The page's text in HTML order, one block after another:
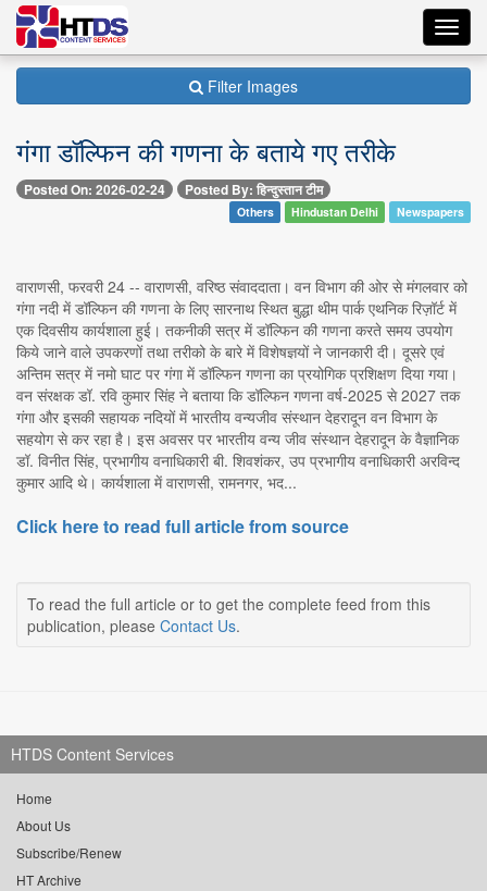
Filter Images
गंगा डॉल्फिन की गणना के बताये गए तरीके
Posted On: 2026-02-24 Posted By: हिन्दुस्तान टीम
Others Hindustan Delhi Newspapers
वाराणसी, फरवरी 24 -- वाराणसी, वरिष्ठ संवाददाता। वन विभाग की ओर से मंगलवार को
गंगा नदी में डॉल्फिन की गणना के लिए सारनाथ स्थित बुद्धा थीम पार्क एथनिक रिज़ॉर्ट में
एक दिवसीय कार्यशाला हुई। तकनीकी सत्र में डॉल्फिन की गणना करते समय उपयोग
किये जाने वाले उपकरणों तथा तरीको के बारे में विशेषज्ञयों ने जानकारी दी। दूसरे एवं
अन्तिम सत्र में नमो घाट पर गंगा में डॉल्फिन गणना का प्रयोगिक प्रशिक्षण दिया गया।
वन संरक्षक डॉ. रवि कुमार सिंह ने बताया कि डॉल्फिन गणना वर्ष-2025 से 2027 तक
गंगा और इसकी सहायक नदियों में भारतीय वन्यजीव संस्थान देहरादून वन विभाग के
सहयोग से कर रहा है। इस अवसर पर भारतीय वन्य जीव संस्थान देहरादून के वैज्ञानिक
डॉ. विनीत सिंह, प्रभागीय वनाधिकारी बी. शिवशंकर, उप प्रभागीय वनाधिकारी अरविन्द
कुमार आदि थे। कार्यशाला में वाराणसी, रामनगर, भद...
Click here to read full article from source
To read the full article or to get the complete feed from this
publication, please Contact Us.
HTDS Content Services
Home
About Us
Subscribe/Renew
HT Archive